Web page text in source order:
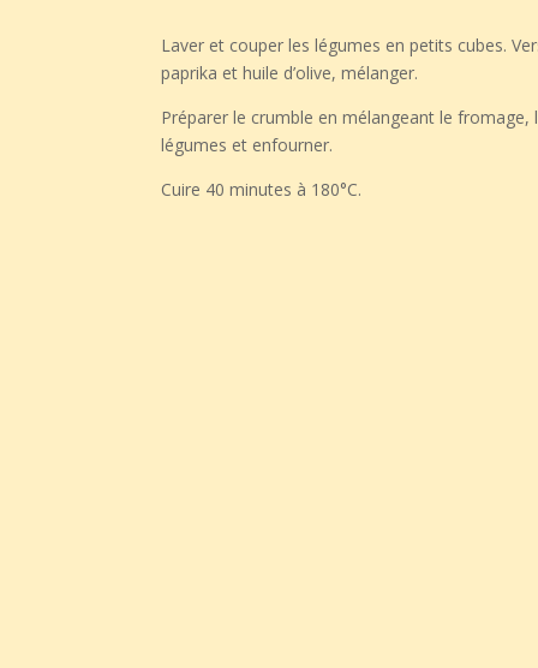
Laver et couper les légumes en petits cubes.
paprika et huile d’olive, mélanger.
Préparer le crumble en mélangeant le
légumes et enfourner.
Cuire 40 minutes à 180°C.